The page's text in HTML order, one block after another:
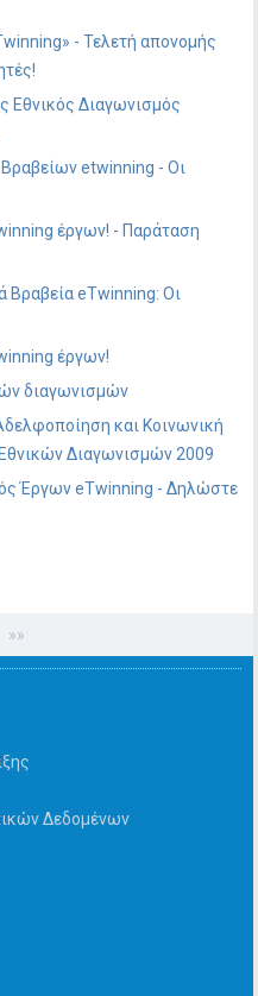
- Τελετή απονομής
Εθνικός Διαγωνισμός
etwinning - Οι
έργων! - Παράταση
Βραβεία eTwinning: Οι
έργων!
διαγωνισμών
και Κοινωνική
Διαγωνισμών 2009
Έργων eΤwinning - Δηλώστε
»»
Δεδομένων